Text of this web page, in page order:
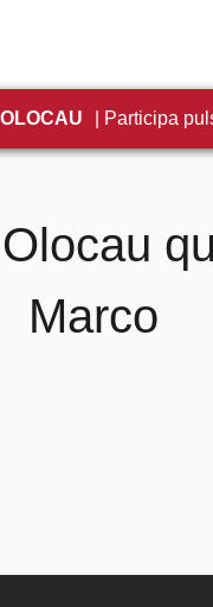
| Participa
Marco